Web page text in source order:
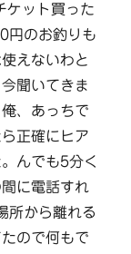
ケット買った
円のお釣りも
えないわと
聞いてきま
、あっちで
正確にヒア
んでも5分く
に電話すれ
所から離れる
ので何もで